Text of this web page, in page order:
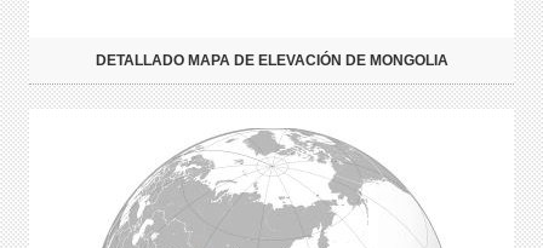
DETALLADO MAPA DE ELEVACIÓN DE MONGOLIA